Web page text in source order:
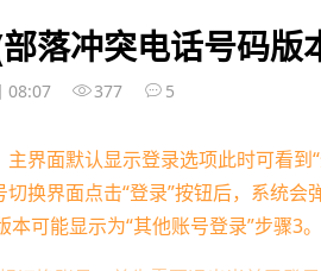
落冲突电话号码版
08:07 377 5
界面默认显示登录选项此时可看到
换界面点击“登录”按钮后，系统会
可能显示为“其他账号登录”步骤3。